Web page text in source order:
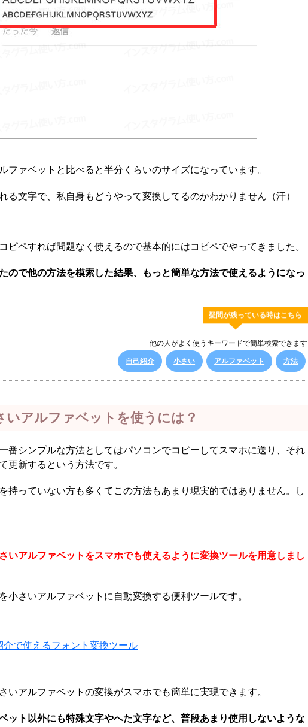
ファベットと比べると半分くらいのサイズになっています。
る文字で、私自身もどうやって変換してるのかわかりません（汗）
ピペすれば問題なく使えるので基本的にはコピペでやってきました。
ので他の方法を模索した結果、もっと簡単な方法で使えるようになっ
疑問が残っている時はこちら
他の人がよく使うキーワードで簡単検索できます
自己紹介 小さい アルファベット 方法
いアルファベットを使うには？
番シンプルな方法としてはパソコンでコピーしてスマホに送り、それ
更新するという方法です。
持っていない方も多くてこの方法もあまり現実的ではありません。し
いアルファベットをスマホでも使えるように変換ツールを用意しまし
小さいアルファベットに自動変換する便利ツールです。
介で使えるフォント変換ツール
いアルファベットの変換がスマホでも簡単に実現できます。
ット以外にも特殊文字やへた文字など、普段あまり使用しないような